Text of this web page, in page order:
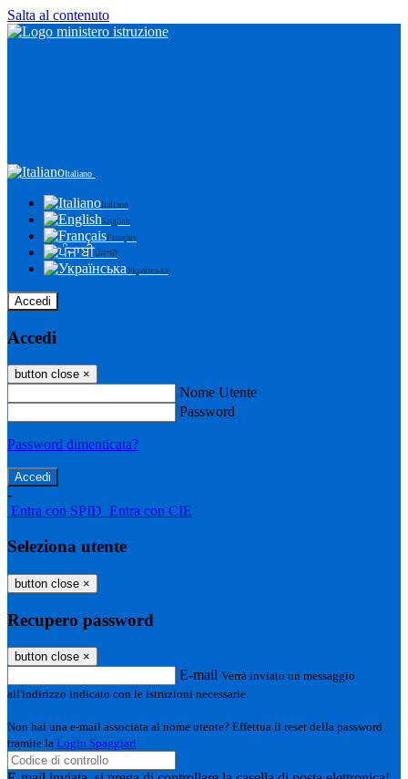
Salta al contenuto
Italiano
Italiano
English
Français
ਪੰਜਾਬੀ
Українська
Accedi
Accedi
button close ×
Nome Utente
Password
Password dimenticata?
-
Entra con SPID Entra con CIE
Seleziona utente
button close ×
Recupero password
button close ×
E-mail Verrà inviato un messaggio
all'indirizzo indicato con le istruzioni necessarie.
Non hai una e-mail associata al nome utente? Effettua il reset della password
tramite la Login Spaggiari